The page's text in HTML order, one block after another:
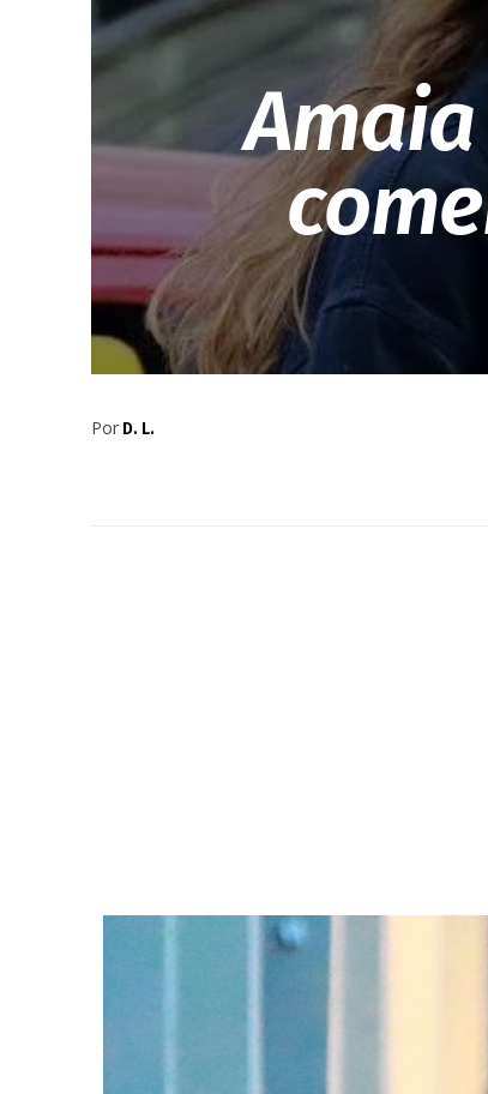
Por D. L.